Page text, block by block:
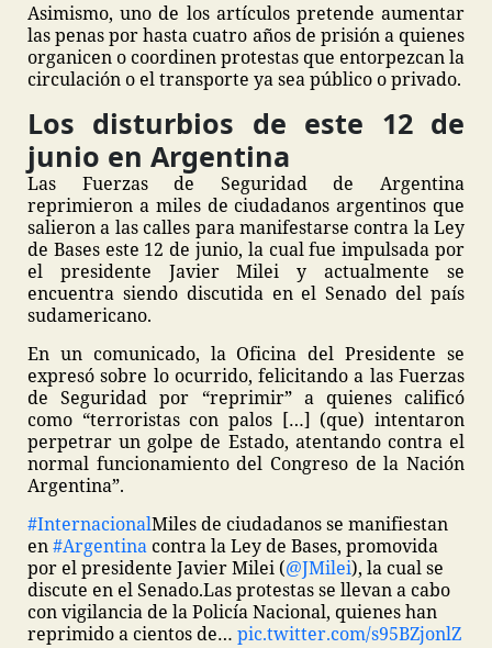
Asimismo, uno de los artículos pretende aumentar
las penas por hasta cuatro años de prisión a quienes
organicen o coordinen protestas que entorpezcan la
circulación o el transporte ya sea público o privado.
Los disturbios de este 12 de
junio en Argentina
Las Fuerzas de Seguridad de Argentina
reprimieron a miles de ciudadanos argentinos que
salieron a las calles para manifestarse contra la Ley
de Bases este 12 de junio, la cual fue impulsada por
el presidente Javier Milei y actualmente se
encuentra siendo discutida en el Senado del país
sudamericano.
En un comunicado, la Oficina del Presidente se
expresó sobre lo ocurrido, felicitando a las Fuerzas
de Seguridad por “reprimir” a quienes calificó
como “terroristas con palos […] (que) intentaron
perpetrar un golpe de Estado, atentando contra el
normal funcionamiento del Congreso de la Nación
Argentina”.
#InternacionalMiles de ciudadanos se manifiestan
en#Argentina contra la Ley de Bases, promovida
por el presidente Javier Milei (@JMilei), la cual se
discute en el Senado.Las protestas se llevan a cabo
con vigilancia de la Policía Nacional, quienes han
reprimido a cientos de… pic.twitter.com/s95BZjonlZ